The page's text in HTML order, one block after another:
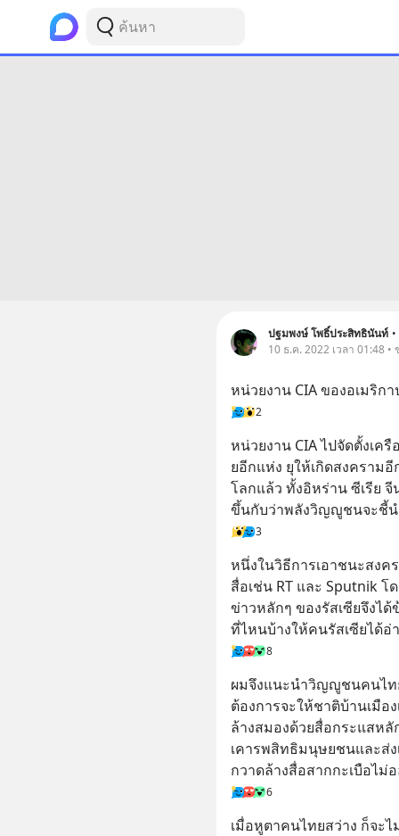
ปฐมพงษ์ โพธิ์ประสิทธินันท์ •
10 ธ.ค. 2022 เวลา 01:48 •
หน่วยงาน CIA ของอเมริก
2
หน่วยงาน CIA ไปจัดตั้งเค
ยอีกแห่ง ยุให้เกิดสงคราม
โลกแล้ว ทั้งอิหร่าน ซีเรีย จี
ขึ้นกับว่าพลังวิญญูชนจะชี้น
3
หนึ่งในวิธีการเอาชนะสง
สื่อเช่น RT และ Sputnik
ข่าวหลักๆ ของรัสเซียจึงไ
ที่ไหนบ้างให้คนรัสเซียได้
8
ผมจึงแนะนำวิญญูชนคนไท
ต้องการจะให้ชาติบ้านเมือ
ล้างสมองด้วยสื่อกระแสห
เคารพสิทธิมนุษยชนและส่
กวาดล้างสื่อสากกะเบือไม่
6
เมื่อหูตาคนไทยสว่าง ก็จะ